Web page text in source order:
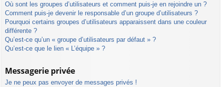
Où sont les groupes d’utilisateurs et comment puis-je en rejoindre un ?
Comment puis-je devenir le responsable d’un groupe d’utilisateurs ?
Pourquoi certains groupes d’utilisateurs apparaissent dans une couleur
différente ?
Qu’est-ce qu’un « groupe d’utilisateurs par défaut » ?
Qu’est-ce que le lien « L’équipe » ?
Messagerie privée
Je ne peux pas envoyer de messages privés !